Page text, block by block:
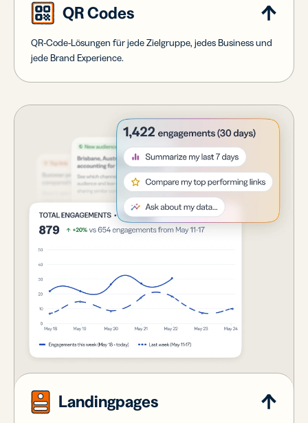
QR Codes
QR-Code-Lösungen für jede Zielgruppe, jedes Business und
jede Brand Experience.
Landingpages